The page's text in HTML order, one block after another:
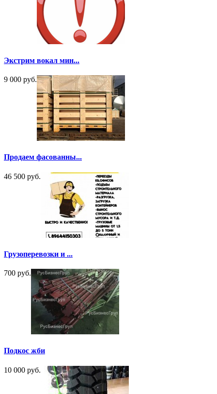
Экстрим вокал мин...
9 000 руб.
Продаем фасованны...
46 500 руб.
Грузоперевозки и ...
700 руб.
Подкос жби
10 000 руб.